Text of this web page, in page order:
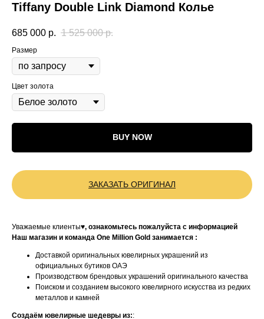
Tiffany Double Link Diamond Колье
685 000 р. 1 525 000 р.
Размер
Цвет золота
BUY NOW
ЗАКАЗАТЬ ОРИГИНАЛ
Уважаемые клиенты♥, ознакомьтесь пожалуйста с информацией
Наш магазин и команда One Million Gold занимается :
Доставкой оригинальных ювелирных украшений из
официальных бутиков ОАЭ
Производством брендовых украшений оригинального качества
Поиском и созданием высокого ювелирного искусства из редких
металлов и камней
Создаём ювелирные шедевры из::